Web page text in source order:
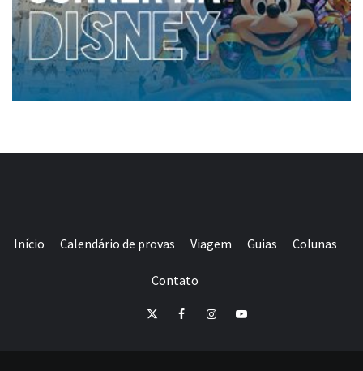
Início Calendário de provas Viagem Guias Colunas
Contato
TwitterFacebookInstagramYoutube